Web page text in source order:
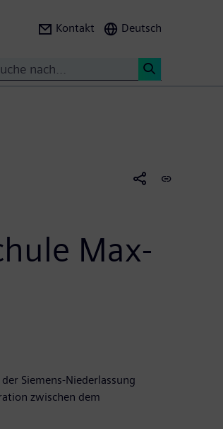
Kontakt Deutsch
Max-
Siemens-Niederlassung
zwischen dem